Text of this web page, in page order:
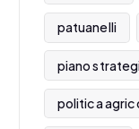
patuanelli
piano
politica